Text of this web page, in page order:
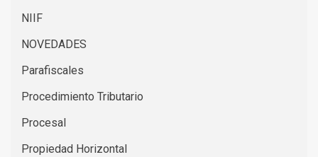
NIIF
NOVEDADES
Parafiscales
Procedimiento Tributario
Procesal
Propiedad Horizontal